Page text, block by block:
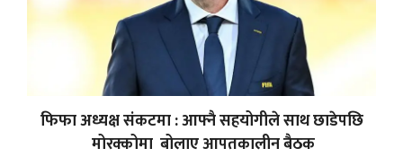
फिफा अध्यक्ष संकटमा : आफ्नै सहयोगीले साथ छाडेपछि
मोरक्कोमा बोलाए आपतकालीन बैठक